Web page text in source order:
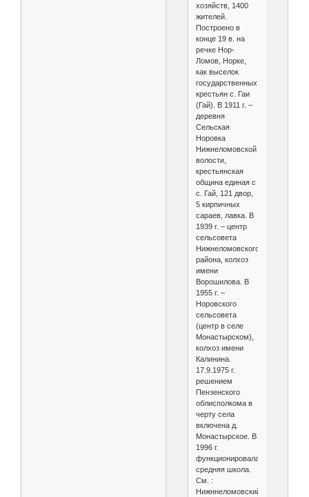
хозяйств, 1400
жителей.
Построено в
конце 19 в. на
речке Нор-
Ломов, Норке,
как выселок
государственных
крестьян с. Гаи
(Гай). В 1911 г. –
деревня
Сельская
Норовка
Нижнеломовской
волости,
крестьянская
община единая с
с. Гай, 121 двор,
5 кирпичных
сараев, лавка. В
1939 г. – центр
сельсовета
Нижнеломовского
района, колхоз
имени
Ворошилова. В
1955 г. –
Норовского
сельсовета
(центр в селе
Монастырском),
колхоз имени
Калинина.
17.9.1975 г.
решением
Пензенского
облисполкома в
черту села
включена д.
Монастырское. В
1996 г.
функционировала
средняя школа.
См. :
Нижннеломовский2